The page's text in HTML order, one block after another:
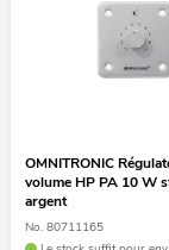
OMNITRONIC
volume HP PA 10 W
argent
No. 80711165